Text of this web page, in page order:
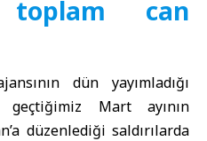
toplam can
nın dün yayımladığı
Mart ayının
düzenlediği saldırılarda